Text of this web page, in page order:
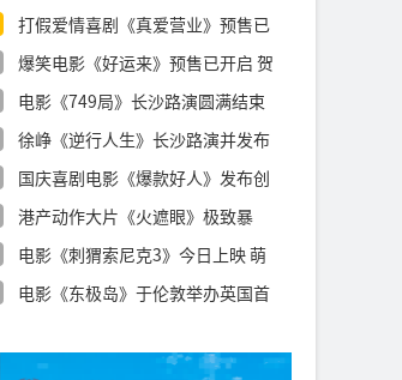
打假爱情喜剧《真爱营业》预售已
爆笑电影《好运来》预售已开启 贺
电影《749局》长沙路演圆满结束
徐峥《逆行人生》长沙路演并发布
国庆喜剧电影《爆款好人》发布创
港产动作大片《火遮眼》极致暴
电影《刺猬索尼克3》今日上映 萌
电影《东极岛》于伦敦举办英国首